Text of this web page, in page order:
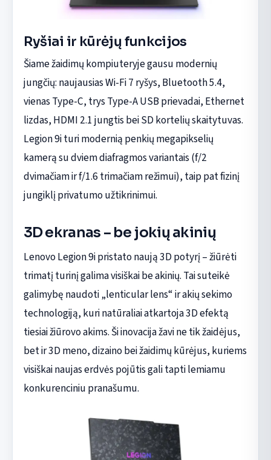
Ryšiai ir kūrėjų funkcijos
Šiame žaidimų kompiuteryje gausu modernių
jungčių: naujausias Wi-Fi 7 ryšys, Bluetooth 5.4,
vienas Type-C, trys Type-A USB prievadai, Ethernet
lizdas, HDMI 2.1 jungtis bei SD kortelių skaitytuvas.
Legion 9i turi modernią penkių megapikselių
kamerą su dviem diafragmos variantais (f/2
dvimačiam ir f/1.6 trimačiam režimui), taip pat fizinį
jungiklį privatumo užtikrinimui.
3D ekranas – be jokių akinių
Lenovo Legion 9i pristato naują 3D potyrį – žiūrėti
trimatį turinį galima visiškai be akinių. Tai suteikė
galimybę naudoti „lenticular lens“ ir akių sekimo
technologiją, kuri natūraliai atkartoja 3D efektą
tiesiai žiūrovo akims. Ši inovacija žavi ne tik žaidėjus,
bet ir 3D meno, dizaino bei žaidimų kūrėjus, kuriems
visiškai naujas erdvės pojūtis gali tapti lemiamu
konkurenciniu pranašumu.